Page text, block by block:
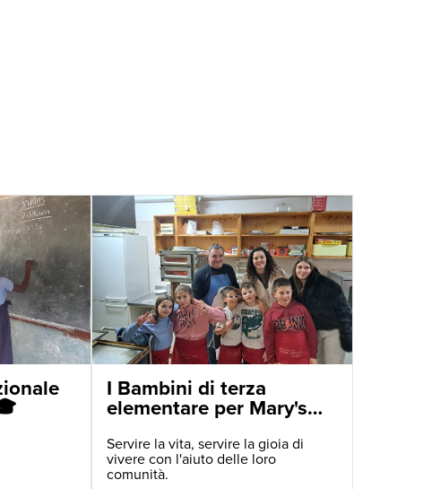
I Bambini di terza
elementare per Mary's
Servire la vita, servire la gioia di
vivere con l'aiuto delle loro
comunità.